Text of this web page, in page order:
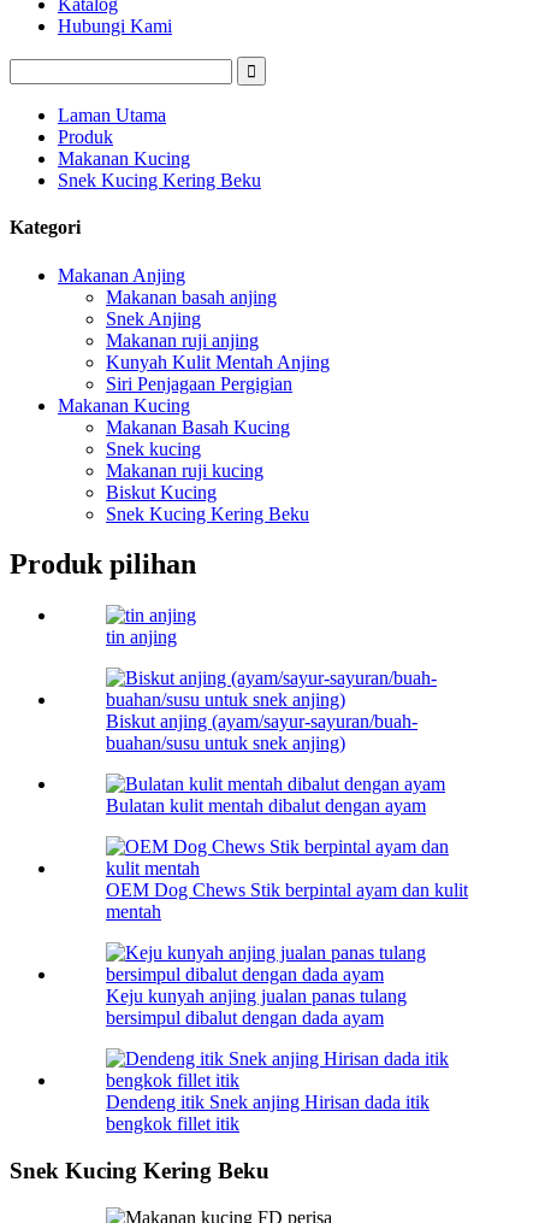
Katalog
Hubungi Kami
Laman Utama
Produk
Makanan Kucing
Snek Kucing Kering Beku
Kategori
Makanan Anjing
Makanan basah anjing
Snek Anjing
Makanan ruji anjing
Kunyah Kulit Mentah Anjing
Siri Penjagaan Pergigian
Makanan Kucing
Makanan Basah Kucing
Snek kucing
Makanan ruji kucing
Biskut Kucing
Snek Kucing Kering Beku
Produk pilihan
tin anjing
Biskut anjing (ayam/sayur-sayuran/buah-
buahan/susu untuk snek anjing)
Bulatan kulit mentah dibalut dengan ayam
OEM Dog Chews Stik berpintal ayam dan kulit
mentah
Keju kunyah anjing jualan panas tulang
bersimpul dibalut dengan dada ayam
Dendeng itik Snek anjing Hirisan dada itik
bengkok fillet itik
Snek Kucing Kering Beku